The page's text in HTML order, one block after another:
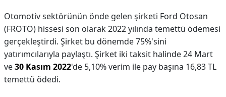
Otomotiv sektörünün önde gelen şirketi Ford Otosan
(FROTO) hissesi son olarak 2022 yılında temettü ödemesi
gerçekleştirdi. Şirket bu dönemde 75%'sini
yatırımcılarıyla paylaştı. Şirket iki taksit halinde 24 Mart
ve30 Kasım 2022'de 5,10% verim ile pay başına 16,83 TL
temettü ödedi.